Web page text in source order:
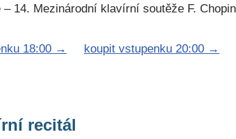
14. Mezinárodní klavírní soutěže F.
18:00 → koupit vstupenku 20:00 →
recitál